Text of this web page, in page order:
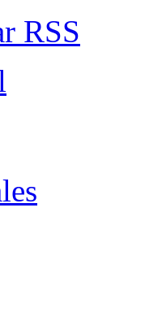
RSS